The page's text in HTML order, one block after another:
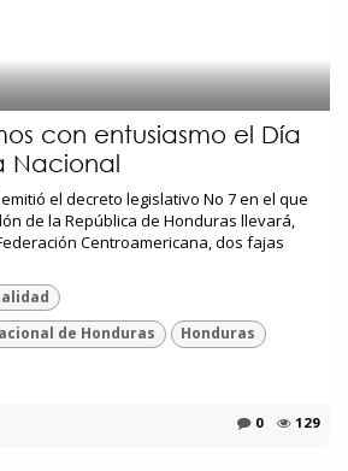
con entusiasmo el Día
Nacional
el decreto legislativo No 7 en el que
de la República de Honduras llevará,
Centroamericana, dos fajas
de Honduras
Honduras
0 129